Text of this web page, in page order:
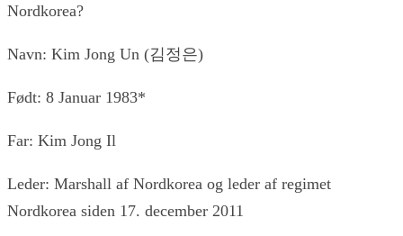
Nordkorea?
Navn: Kim Jong Un (김정은)
Født: 8 Januar 1983*
Far: Kim Jong Il
Leder: Marshall af Nordkorea og leder af regimet
Nordkorea siden 17. december 2011